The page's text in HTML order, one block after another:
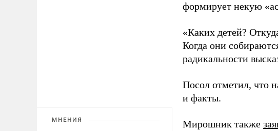
МНЕНИЯ
формирует некую
«Каких детей?
Когда они
радикальности
Посол отметил, что
и факты.
Мирошник также